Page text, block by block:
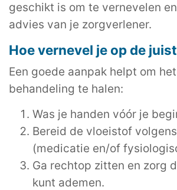
geschikt is om te vernevelen
advies van je zorgverlener.
Hoe vernevel je op de
Een goede aanpak helpt om
behandeling te halen:
Was je handen vóór je
Bereid de vloeistof
(medicatie en/of
Ga rechtop zitten en zorg
kunt ademen.